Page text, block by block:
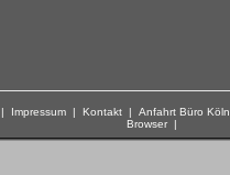
| Impressum| Kontakt| Anfahrt Büro Köln
Browser |